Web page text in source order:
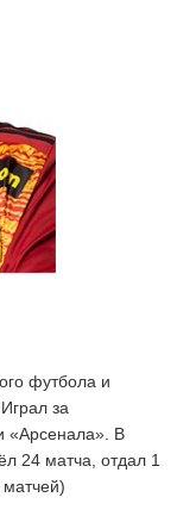
футбола и
за
«Арсенала». В
24 матча, отдал 1